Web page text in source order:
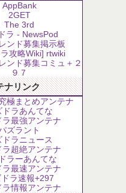
AppBank
2GET
The 3rd
ラ - NewsPod
ンド募集掲示板
攻略Wiki] rtwiki
ンド募集コミュ＋２
９７
ナリンク
極まとめアンテナ
ドラあんてな
ラ最強アンテナ
ズラント
ドラニュース
ラ超絶アンテナ
ラーあんてな
ラ最速アンテナ
ラ速報+297
ラ情報アンテナ